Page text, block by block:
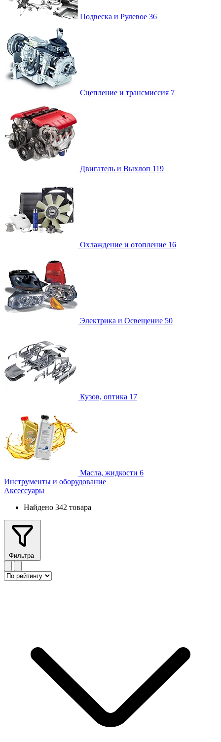
Подвеска и Рулевое 36
Сцепление и трансмиссия 7
Двигатель и Выхлоп 119
Охлаждение и отопление 16
Электрика и Освещение 50
Кузов, оптика 17
Масла, жидкости 6
Инструменты и оборудование
Аксессуары
Найдено 342 товара
Фильтра